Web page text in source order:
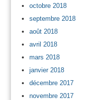
octobre 2018
septembre 2018
août 2018
avril 2018
mars 2018
janvier 2018
décembre 2017
novembre 2017